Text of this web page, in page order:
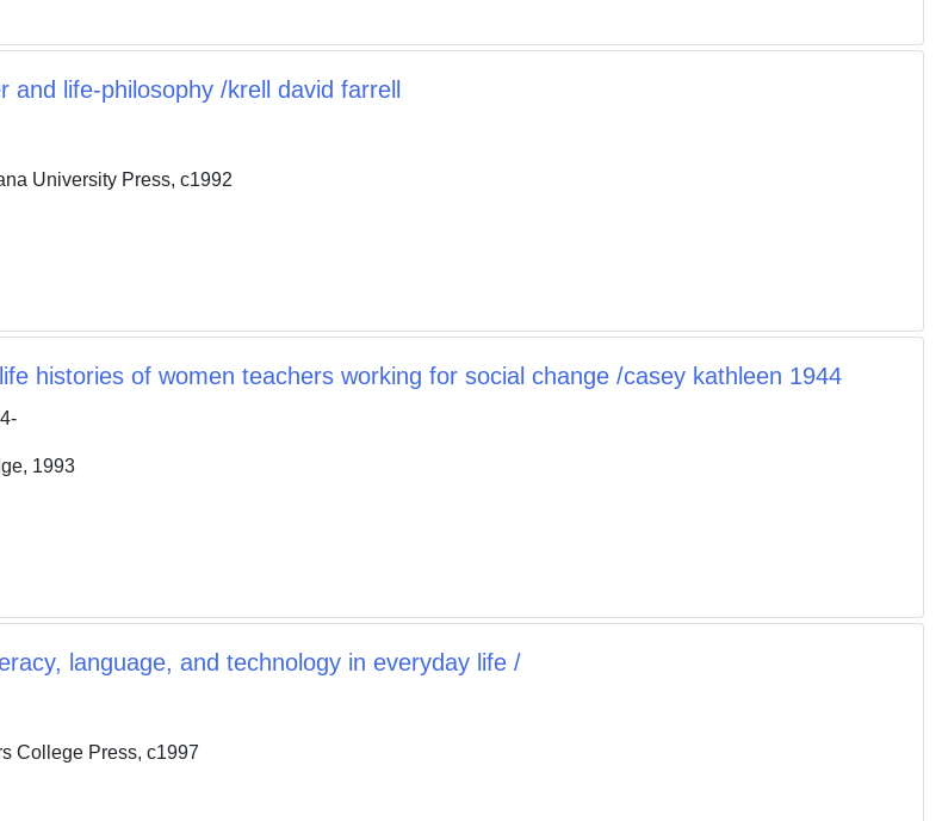
and life-philosophy /krell david farrell
University Press, c1992
histories of women teachers working for social change /casey kathleen 1944
1993
language, and technology in everyday life /
College Press, c1997